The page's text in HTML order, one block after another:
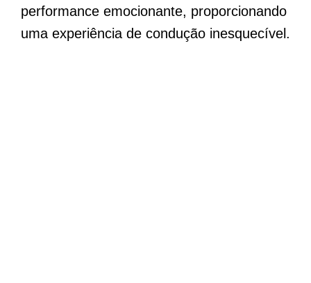
performance emocionante, proporcionando
uma experiência de condução inesquecível.